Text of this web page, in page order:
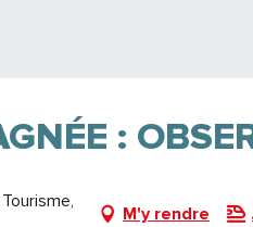
:
M'y rendre